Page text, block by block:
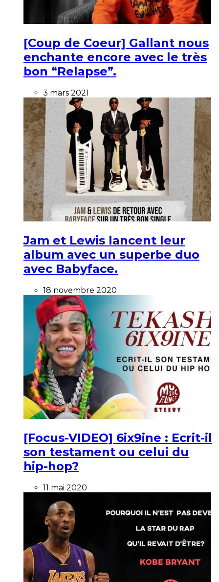
[Coup de Coeur] Gallant nous
enchante encore avec le très
bon “Relapse”.
3 mars 2021
Jam et Lewis lancent leur
album avec un superbe duo
avec Babyface.
18 novembre 2020
[Focus-VIDEO] 6ix9ine : Ecrit-il
son testament ou celui du
hip-hop?
11 mai 2020